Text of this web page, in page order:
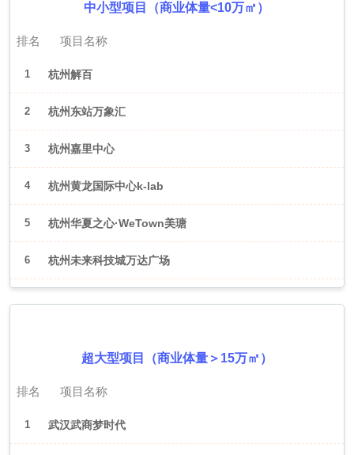
中小型项目（商业体量<10万㎡）
排名 项目名称
1 杭州解百
2 杭州东站万象汇
3 杭州嘉里中心
4 杭州黄龙国际中心k-lab
5 杭州华夏之心·WeTown美瑭
6 杭州未来科技城万达广场
超大型项目（商业体量＞15万㎡）
排名 项目名称
1 武汉武商梦时代